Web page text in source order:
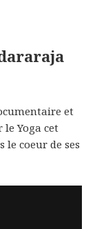
et
Yoga cet
le coeur de ses